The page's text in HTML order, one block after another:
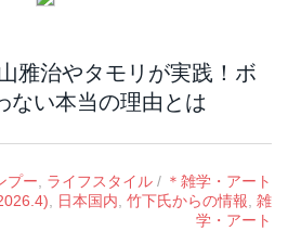
雅治やタモリが実践！ボ
ない本当の理由とは
プー, ライフスタイル / ＊雑学・アート
, 日本国内, 竹下氏からの情報, 雑
学・アート